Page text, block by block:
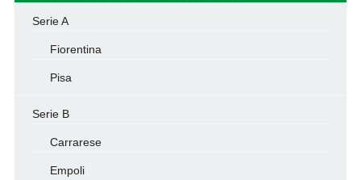
Serie A
Fiorentina
Pisa
Serie B
Carrarese
Empoli